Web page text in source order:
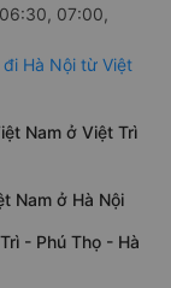
07:00,
đi Hà Nội từ Việt
Nam ở Việt Trì
Nam ở Hà Nội
- Phú Thọ - Hà